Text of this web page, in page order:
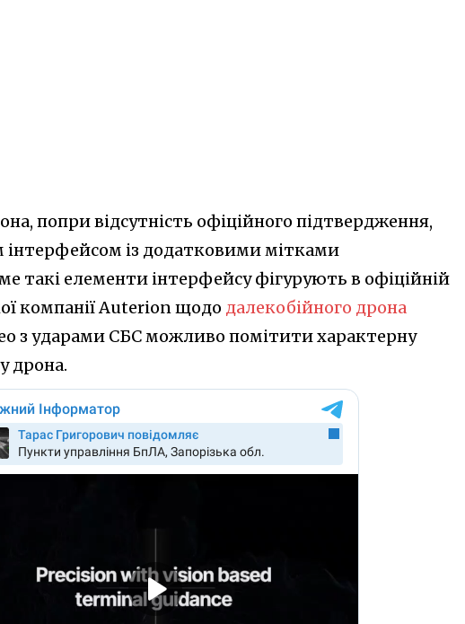
попри відсутність офіційного підтвердження,
інтерфейсом із додатковими мітками
такі елементи інтерфейсу фігурують в офіційній
компанії Auterion щодо далекобійного дрона
з ударами СБС можливо помітити характерну
дрона.